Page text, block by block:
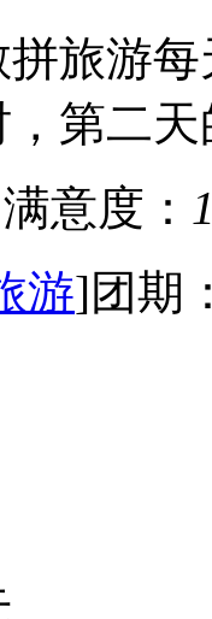
旅游
，第二
满意度：
游]团期